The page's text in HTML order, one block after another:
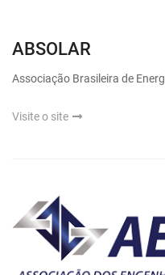
ABSOLAR
Associação Brasileira de
Visite o site